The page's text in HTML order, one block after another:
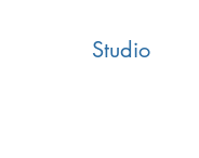
Studio